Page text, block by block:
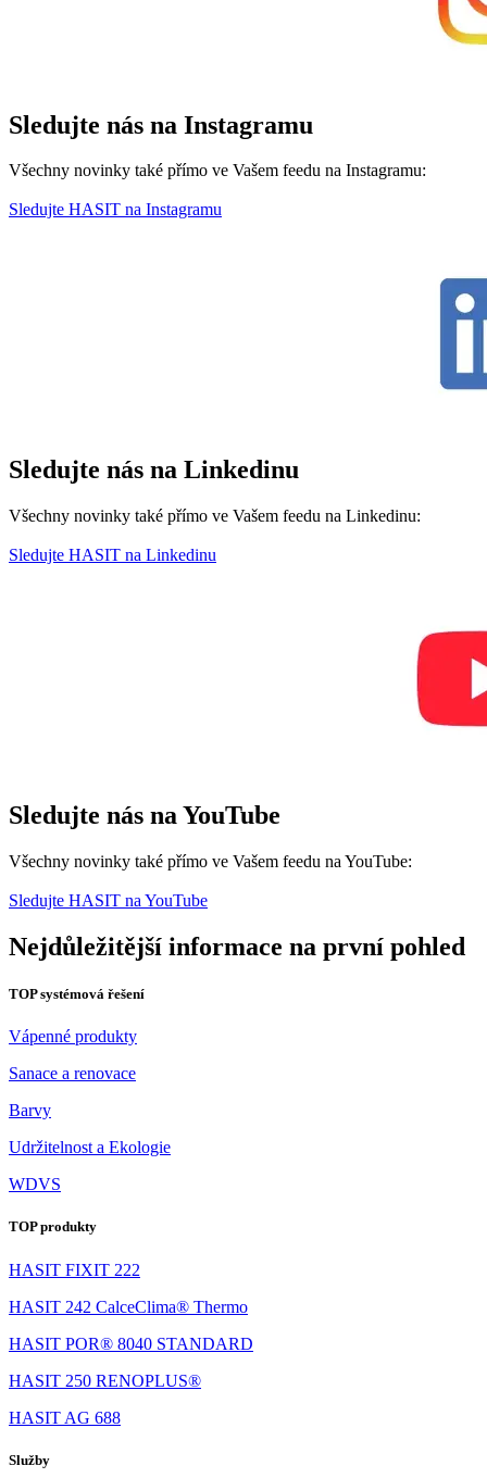
Sledujte nás na Instagramu
Všechny novinky také přímo ve Vašem feedu na Instagramu:
Sledujte HASIT na Instagramu
Sledujte nás na Linkedinu
Všechny novinky také přímo ve Vašem feedu na Linkedinu:
Sledujte HASIT na Linkedinu
Sledujte nás na YouTube
Všechny novinky také přímo ve Vašem feedu na YouTube:
Sledujte HASIT na YouTube
Nejdůležitější informace na první pohled
TOP systémová řešení
Vápenné produkty
Sanace a renovace
Barvy
Udržitelnost a Ekologie
WDVS
TOP produkty
HASIT FIXIT 222
HASIT 242 CalceClima® Thermo
HASIT POR® 8040 STANDARD
HASIT 250 RENOPLUS®
HASIT AG 688
Služby